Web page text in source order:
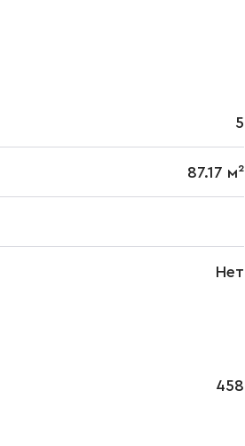
5
87.17 м²
Нет
458